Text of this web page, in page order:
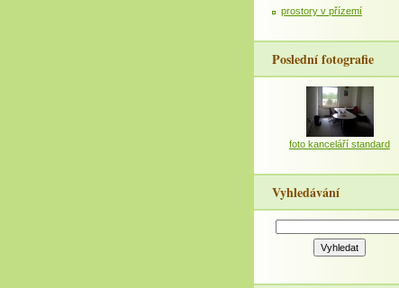
prostory v přízemí
Poslední fotografie
foto kanceláří standard
Vyhledávání